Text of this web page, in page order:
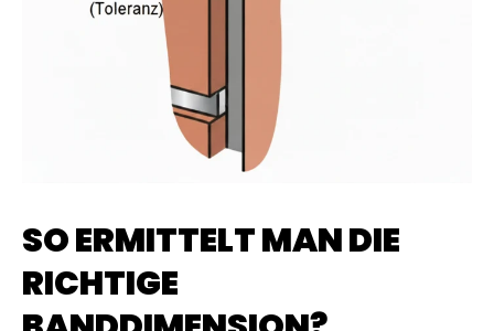
SO ERMITTELT MAN DIE
RICHTIGE